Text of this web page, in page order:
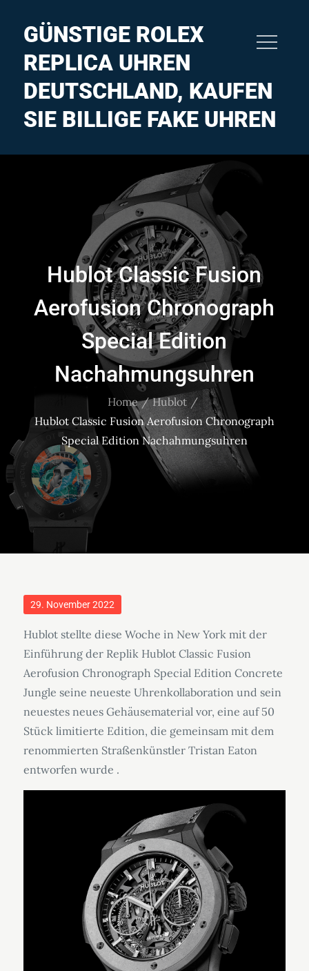
GÜNSTIGE ROLEX
REPLICA UHREN
DEUTSCHLAND, KAUFEN
SIE BILLIGE FAKE UHREN
Hublot Classic Fusion
Aerofusion Chronograph
Special Edition
Nachahmungsuhren
Home
Hublot
Hublot Classic Fusion Aerofusion Chronograph
Special Edition Nachahmungsuhren
Posted
29. November 2022
Hublot stellte diese Woche in New York mit der
Einführung der Replik Hublot Classic Fusion
Aerofusion Chronograph Special Edition Concrete
Jungle seine neueste Uhrenkollaboration und sein
neuestes neues Gehäusematerial vor, eine auf 50
Stück limitierte Edition, die gemeinsam mit dem
renommierten Straßenkünstler Tristan Eaton
entworfen wurde .